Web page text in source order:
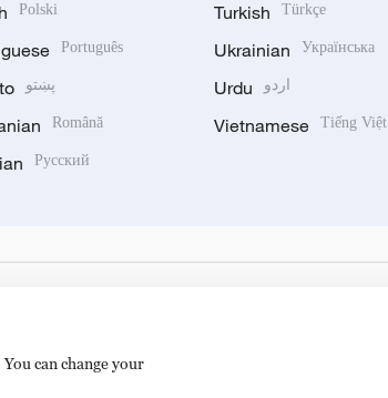
Polski
Português
پښتو
Română
Русский
Turkish Türkçe
Ukrainian Українська
Urdu اردو
Vietnamese Tiếng Việt
can change your